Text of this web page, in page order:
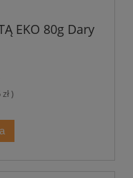
EKO 80g Dary
)